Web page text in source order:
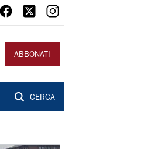
ABBONATI
CERCA